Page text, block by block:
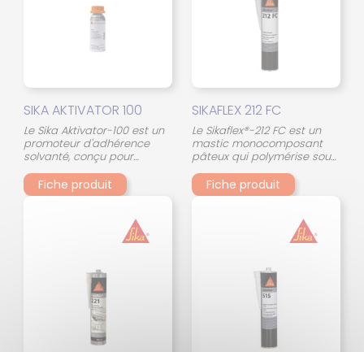
SIKA AKTIVATOR 100
Le Sika Aktivator-100 est un
promoteur d'adhérence
solvanté, conçu pour
améliorer l'adhésion sur des
surfaces non-poreuses
comme le verre. Il nettoie et
collage ou étanchéité. Ce
produit, incolore, réagit à
l'humidité pour laisser des
permettant un collage
efficace. Il présente un
temps d'évaporation
rapide, est transparent
après application et est
polyvalent. Cependant, il
Fiche produit
SIKAFLEX 212 FC
Le Sikaflex®-212 FC est un
mastic monocomposant
pâteux qui polymérise sous
l'action de l'humidité de l'air.
Ce produit est
particulièrement destiné à
d'étanchéité intérieure des
bus, camions et caravanes
Fiche produit